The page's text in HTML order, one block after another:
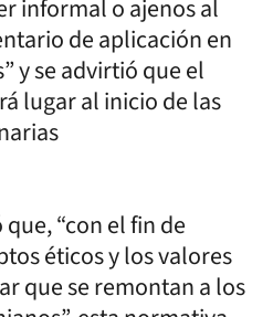
informal o ajenos al
de aplicación en
y se advirtió que el
lugar al inicio de las
“con el fin de
éticos y los valores
que se remontan a los